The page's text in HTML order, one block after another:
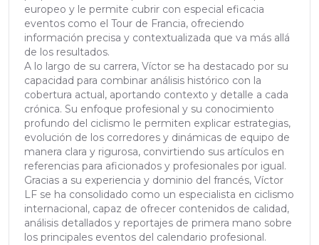
europeo y le permite cubrir con especial eficacia
eventos como el Tour de Francia, ofreciendo
información precisa y contextualizada que va más allá
de los resultados.
A lo largo de su carrera, Víctor se ha destacado por su
capacidad para combinar análisis histórico con la
cobertura actual, aportando contexto y detalle a cada
crónica. Su enfoque profesional y su conocimiento
profundo del ciclismo le permiten explicar estrategias,
evolución de los corredores y dinámicas de equipo de
manera clara y rigurosa, convirtiendo sus artículos en
referencias para aficionados y profesionales por igual.
Gracias a su experiencia y dominio del francés, Víctor
LF se ha consolidado como un especialista en ciclismo
internacional, capaz de ofrecer contenidos de calidad,
análisis detallados y reportajes de primera mano sobre
los principales eventos del calendario profesional.